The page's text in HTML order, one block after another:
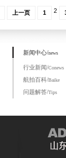
上一页 1 2
新闻中心/news
行业新闻/Conews
航拍百科/Baike
问题解答/Tips